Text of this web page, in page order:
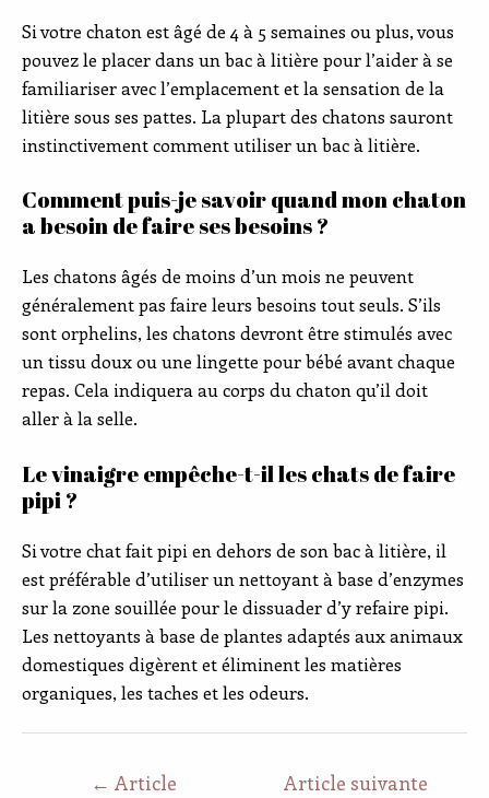
Si votre chaton est âgé de 4 à 5 semaines ou plus, vous
pouvez le placer dans un bac à litière pour l’aider à se
familiariser avec l’emplacement et la sensation de la
litière sous ses pattes. La plupart des chatons sauront
instinctivement comment utiliser un bac à litière.
Comment puis-je savoir quand mon chaton
a besoin de faire ses besoins ?
Les chatons âgés de moins d’un mois ne peuvent
généralement pas faire leurs besoins tout seuls. S’ils
sont orphelins, les chatons devront être stimulés avec
un tissu doux ou une lingette pour bébé avant chaque
repas. Cela indiquera au corps du chaton qu’il doit
aller à la selle.
Le vinaigre empêche-t-il les chats de faire
pipi ?
Si votre chat fait pipi en dehors de son bac à litière, il
est préférable d’utiliser un nettoyant à base d’enzymes
sur la zone souillée pour le dissuader d’y refaire pipi.
Les nettoyants à base de plantes adaptés aux animaux
domestiques digèrent et éliminent les matières
organiques, les taches et les odeurs.
← Article
Article suivante